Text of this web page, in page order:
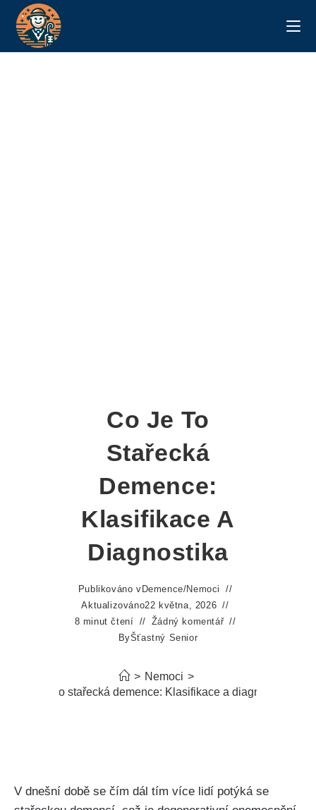
Co Je To
Stařecká
Demence:
Klasifikace A
Diagnostika
Publikováno v Demence/Nemoci
Aktualizováno22 května, 2026
8 minut čtení
Žádný komentář
ByŠťastný Senior
> Nemoci >
Co je to stařecká demence: Klasifikace a diagnostika
V dnešní době se čím dál tím více lidí potýká se